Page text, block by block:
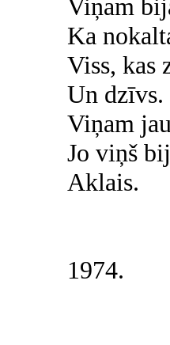
Viņam
Ka
Viss, kas
Un dzīvs.
Viņam
Jo viņš
Aklais.
1974.